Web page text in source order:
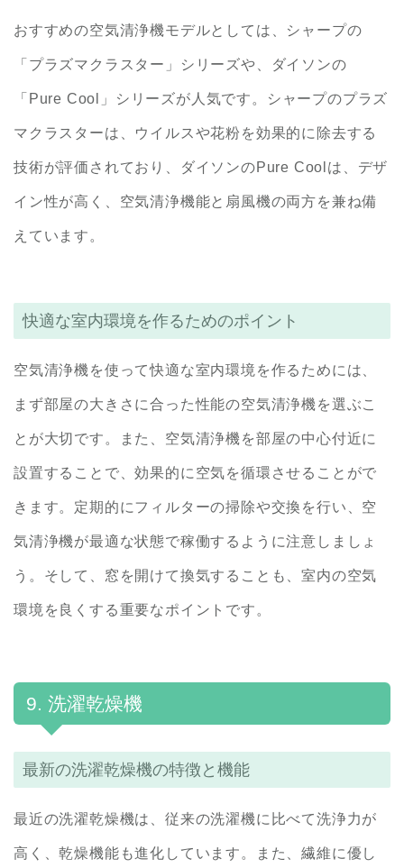
おすすめの空気清浄機モデルとしては、シャープの
「プラズマクラスター」シリーズや、ダイソンの
「Pure Cool」シリーズが人気です。シャープのプラズ
マクラスターは、ウイルスや花粉を効果的に除去する
技術が評価されており、ダイソンのPure Coolは、デザ
イン性が高く、空気清浄機能と扇風機の両方を兼ね備
えています。
快適な室内環境を作るためのポイント
空気清浄機を使って快適な室内環境を作るためには、
まず部屋の大きさに合った性能の空気清浄機を選ぶこ
とが大切です。また、空気清浄機を部屋の中心付近に
設置することで、効果的に空気を循環させることがで
きます。定期的にフィルターの掃除や交換を行い、空
気清浄機が最適な状態で稼働するように注意しましょ
う。そして、窓を開けて換気することも、室内の空気
環境を良くする重要なポイントです。
9. 洗濯乾燥機
最新の洗濯乾燥機の特徴と機能
最近の洗濯乾燥機は、従来の洗濯機に比べて洗浄力が
高く、乾燥機能も進化しています。また、繊維に優し